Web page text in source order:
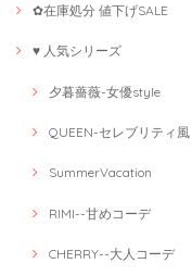
✿在庫処分 値下げSALE
♥ 人気シリーズ
夕暮薔薇-女優style
QUEEN-セレブリティ風
SummerVacation
RIMI--甘めコーデ
CHERRY--大人コーデ